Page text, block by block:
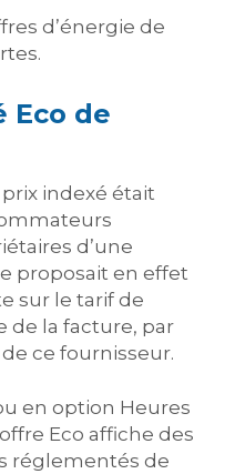
d’énergie de
Eco de
indexé était
d’une
proposait en effet
sur le tarif de
de la facture, par
ce fournisseur.
en option Heures
Eco affiche des
réglementés de